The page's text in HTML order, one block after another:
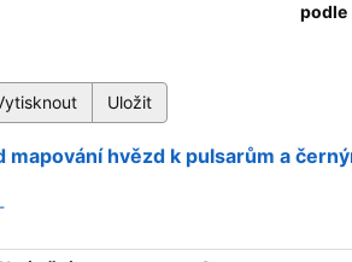
podle
mapování hvězd k pulsarům a